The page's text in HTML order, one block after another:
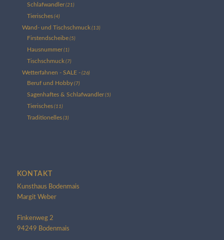
Schlafwandler (21)
Tierisches (4)
Wand- und Tischschmuck (13)
Firstendscheibe (5)
Hausnummer (1)
Tischschmuck (7)
Wetterfahnen - SALE - (26)
Beruf und Hobby (7)
Sagenhaftes & Schlafwandler (5)
Tierisches (11)
Traditionelles (3)
KONTAKT
Kunsthaus Bodenmais
Margit Weber
Finkenweg 2
94249 Bodenmais